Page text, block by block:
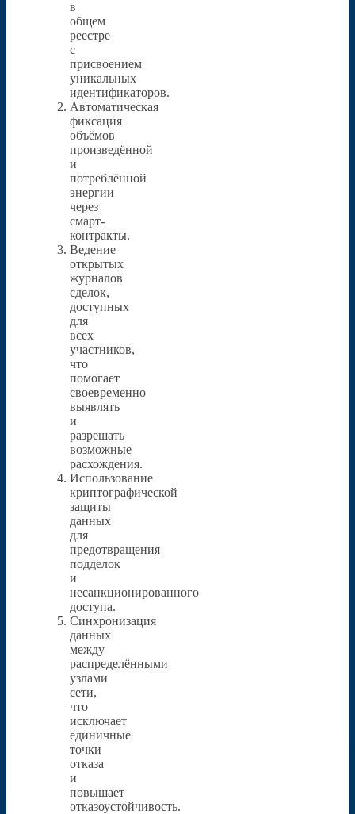
в
общем
реестре
с
присвоением
уникальных
идентификаторов.
Автоматическая
фиксация
объёмов
произведённой
и
потреблённой
энергии
через
смарт-
контракты.
Ведение
открытых
журналов
сделок,
доступных
для
всех
участников,
что
помогает
своевременно
выявлять
и
разрешать
возможные
расхождения.
Использование
криптографической
защиты
данных
для
предотвращения
подделок
и
несанкционированного
доступа.
Синхронизация
данных
между
распределёнными
узлами
сети,
что
исключает
единичные
точки
отказа
и
повышает
отказоустойчивость.